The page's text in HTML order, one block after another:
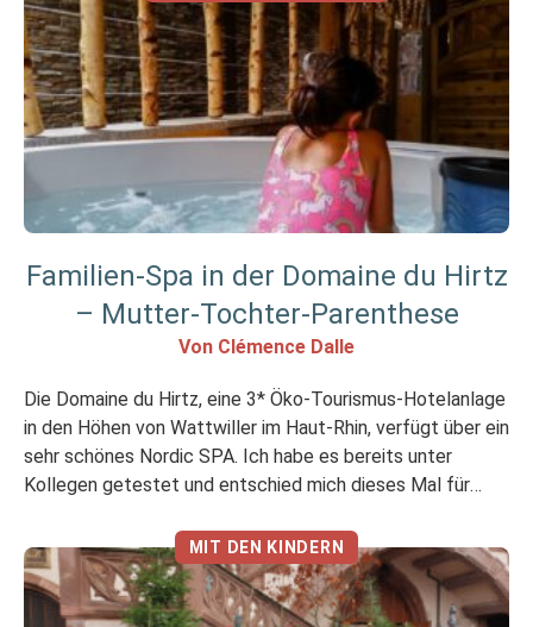
Kürze Ich mochte Mir hat weniger gefallen Street Art für
jeden Geschmack! Streetart […]
Familien-Spa in der Domaine du Hirtz
– Mutter-Tochter-Parenthese
Von Clémence Dalle
Die Domaine du Hirtz, eine 3* Öko-Tourismus-Hotelanlage
in den Höhen von Wattwiller im Haut-Rhin, verfügt über ein
sehr schönes Nordic SPA. Ich habe es bereits unter
Kollegen getestet und entschied mich dieses Mal für
meine Tochter 7 Jahre alt wurde. Wie sieht es mit dem
SPA für die […]
MIT DEN KINDERN